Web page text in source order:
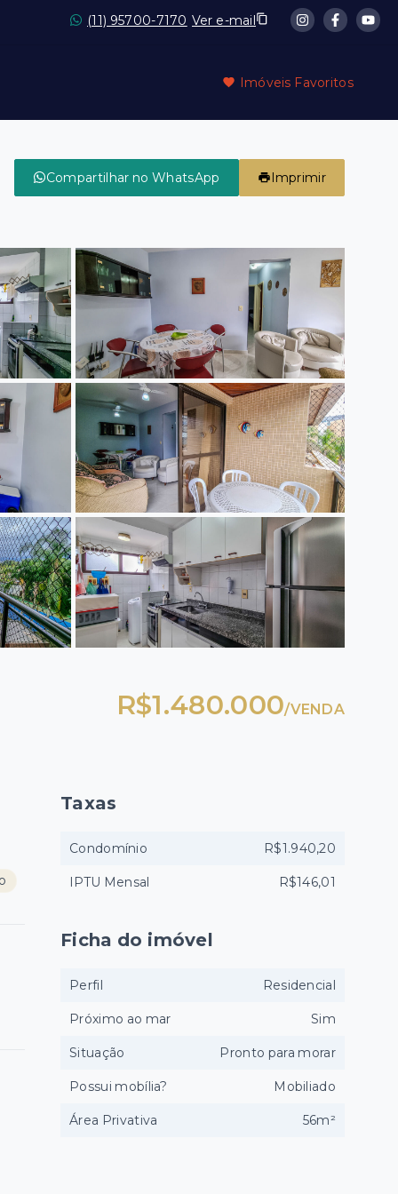
(11) 95700-7170 Ver e-mail
Imóveis Favoritos
Compartilhar no WhatsApp Imprimir
R$1.480.000/VENDA
Taxas
Condomínio R$1.940,20
IPTU Mensal R$146,01
Ficha do imóvel
Perfil Residencial
Próximo ao mar Sim
Situação Pronto para morar
Possui mobília? Mobiliado
Área Privativa 56m²